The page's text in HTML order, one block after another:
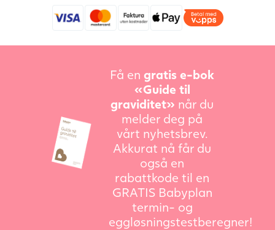
Få en gratis e-bok
«Guide til
graviditet» når du
melder deg på
vårt nyhetsbrev.
Akkurat nå får du
også en
rabattkode til en
GRATIS Babyplan
termin- og
eggløsningstestberegner!